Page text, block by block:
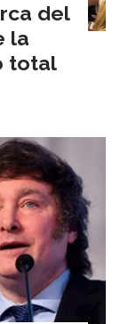
del
la
total